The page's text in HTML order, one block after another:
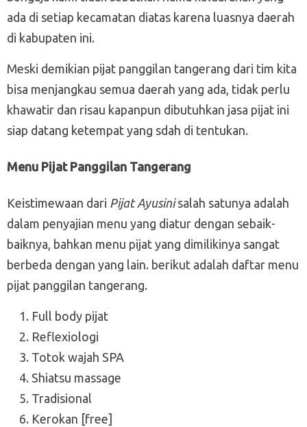
ada di setiap kecamatan diatas karena luasnya daerah
di kabupaten ini.
Meski demikian pijat panggilan tangerang dari tim kita
bisa menjangkau semua daerah yang ada, tidak perlu
khawatir dan risau kapanpun dibutuhkan jasa pijat ini
siap datang ketempat yang sdah di tentukan.
Menu Pijat Panggilan Tangerang
Keistimewaan dari Pijat Ayusinisalah satunya adalah
dalam penyajian menu yang diatur dengan sebaik-
baiknya, bahkan menu pijat yang dimilikinya sangat
berbeda dengan yang lain. berikut adalah daftar menu
pijat panggilan tangerang.
Full body pijat
Reflexiologi
Totok wajah SPA
Shiatsu massage
Tradisional
Kerokan [free]